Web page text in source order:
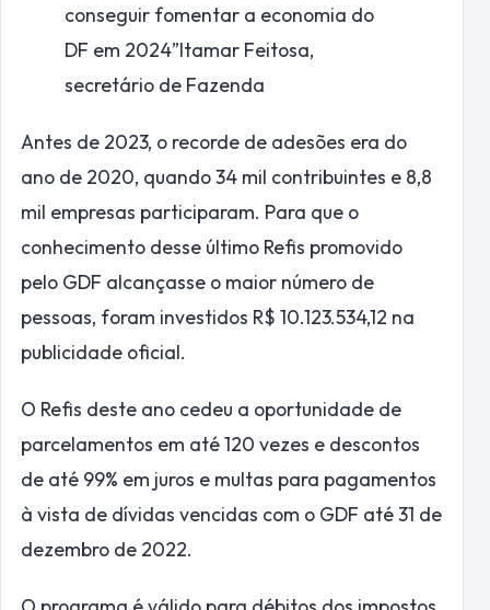
conseguir fomentar a economia do
DF em 2024”Itamar Feitosa,
secretário de Fazenda
Antes de 2023, o recorde de adesões era do
ano de 2020, quando 34 mil contribuintes e 8,8
mil empresas participaram. Para que o
conhecimento desse último Refis promovido
pelo GDF alcançasse o maior número de
pessoas, foram investidos R$ 10.123.534,12 na
publicidade oficial.
O Refis deste ano cedeu a oportunidade de
parcelamentos em até 120 vezes e descontos
de até 99% em juros e multas para pagamentos
à vista de dívidas vencidas com o GDF até 31 de
dezembro de 2022.